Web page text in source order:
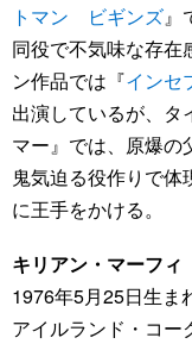
トマン ビギンズ』
同役で不気味な存在
ン作品では『インセ
出演しているが、タ
マー』では、原爆の
鬼気迫る役作りで
に王手をかける。
キリアン・マーフィ
1976年5月25日生ま
アイルランド・コー